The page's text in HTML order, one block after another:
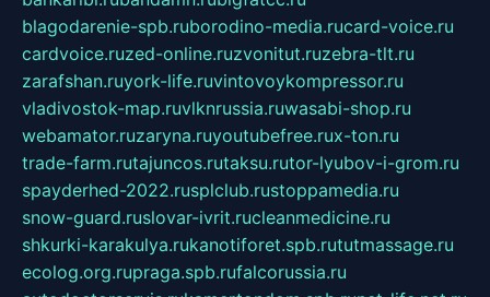
blagodarenie-spb.ruborodino-media.rucard-voice.ru
cardvoice.ruzed-online.ruzvonitut.ruzebra-tlt.ru
zarafshan.ruyork-life.ruvintovoykompressor.ru
vladivostok-map.ruvlknrussia.ruwasabi-shop.ru
webamator.ruzaryna.ruyoutubefree.rux-ton.ru
trade-farm.rutajuncos.rutaksu.rutor-lyubov-i-grom.ru
spayderhed-2022.rusplclub.rustoppamedia.ru
snow-guard.ruslovar-ivrit.rucleanmedicine.ru
shkurki-karakulya.rukanotiforet.spb.rututmassage.ru
ecolog.org.rupraga.spb.rufalcorussia.ru